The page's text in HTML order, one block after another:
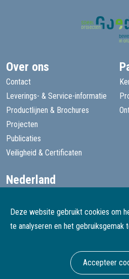
Deze website gebruikt cookies om
te analyseren en het gebruiksgemak
Accepteer
Over ons
Contact
Leverings- & Service-informatie
Productlijnen & Brochures
Projecten
Publicaties
Veiligheid & Certificaten
Nederland
België